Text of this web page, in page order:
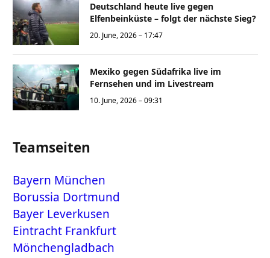
Deutschland heute live gegen
Elfenbeinküste – folgt der nächste Sieg?
20. June, 2026 – 17:47
Mexiko gegen Südafrika live im
Fernsehen und im Livestream
10. June, 2026 – 09:31
Teamseiten
Bayern München
Borussia Dortmund
Bayer Leverkusen
Eintracht Frankfurt
Mönchengladbach